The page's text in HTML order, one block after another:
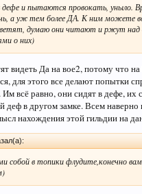
и пытаются провокать, уныло.
а уж тем более ДА. К ним можете
думаю они читают и ржут
о них)
видеть Да на вое2, потому что
для этого все делают попытки
всё равно, они сидят в дефе, их
деф в другом замке. Всем наверно
нахождения этой гильдии на
собой в топики флудите,конечно